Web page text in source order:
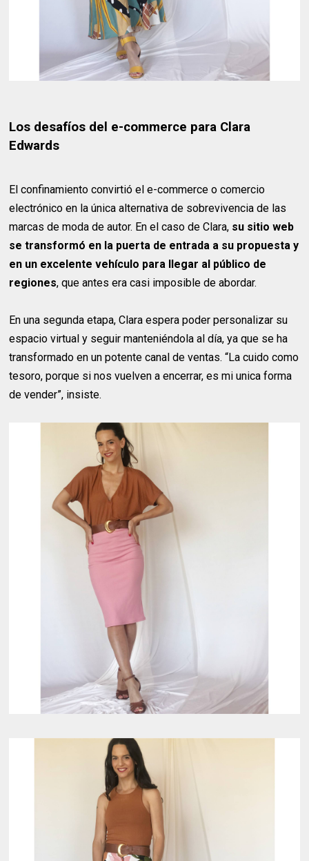
Los desafíos del e-commerce para Clara
Edwards
El confinamiento convirtió el e-commerce o comercio
electrónico en la única alternativa de sobrevivencia de las
marcas de moda de autor. En el caso de Clara, su sitio web
se transformó en la puerta de entrada a su propuesta y
en un excelente vehículo para llegar al público de
regiones, que antes era casi imposible de abordar.
En una segunda etapa, Clara espera poder personalizar su
espacio virtual y seguir manteniéndola al día, ya que se ha
transformado en un potente canal de ventas. “La cuido como
tesoro, porque si nos vuelven a encerrar, es mi unica forma
de vender”, insiste.